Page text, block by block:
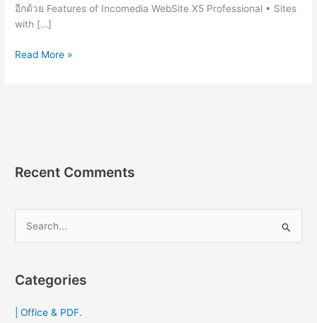
อีกด้วย Features of Incomedia WebSite X5 Professional • Sites
with […]
Incomedia
สำเร็จรูป
Read More »
Recent Comments
rCategories
| Office & PDF.